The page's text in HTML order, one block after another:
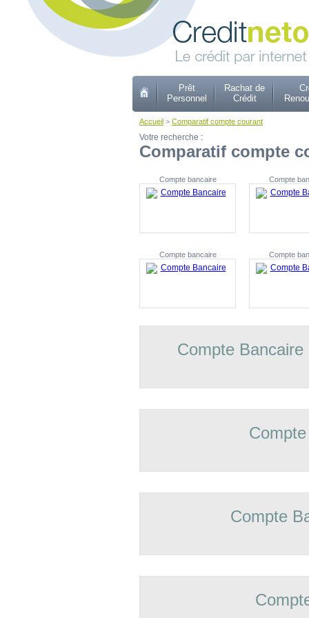
Prêt
Personnel
Rachat de
Crédit
Accueil > Comparatif compte courant
Votre recherche :
Comparatif compte
Compte bancaire Compte
Compte bancaire Compte
Compte
Compte